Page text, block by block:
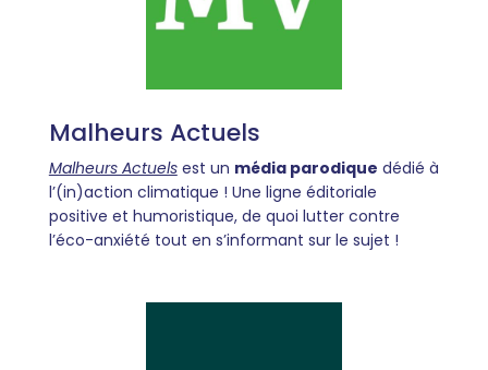
Malheurs Actuels
Malheurs Actuelsest un média parodique dédié à
l’(in)action climatique ! Une ligne éditoriale
positive et humoristique, de quoi lutter contre
l’éco-anxiété tout en s’informant sur le sujet !